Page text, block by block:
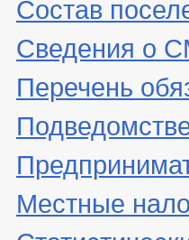
Сведения о
Перечень
Местные